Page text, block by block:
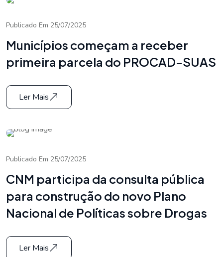
Publicado Em 25/07/2025
Municípios começam a receber
primeira parcela do PROCAD-SUAS
Ler Mais
Publicado Em 25/07/2025
CNM participa da consulta pública
para construção do novo Plano
Nacional de Políticas sobre Drogas
Ler Mais